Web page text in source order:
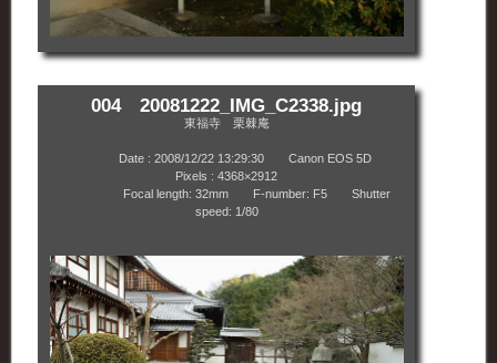
004 20081222_IMG_C2338.jpg
東福寺 栗棘庵
Date : 2008/12/22 13:29:30 Canon EOS 5D
Pixels : 4368×2912
Focal length: 32mm F-number: F5 Shutter
speed: 1/80